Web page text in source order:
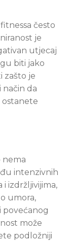
često
je
utjecaj
biti jako
zašto je
način da
nema
intenzivnih
i izdržljivijima,
umora,
povećanog
može
podložniji